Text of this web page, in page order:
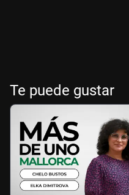
Te puede gustar